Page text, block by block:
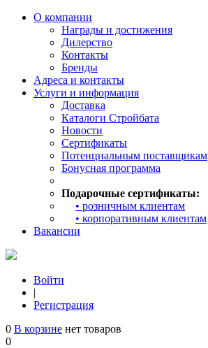
О компании
Награды и достижения
Дилерство
Контакты
Бренды
Адреса и контакты
Услуги и информация
Доставка
Каталоги Стройбата
Новости
Сертификаты
Потенциальным поставщикам
Бонусная программа
Подарочные сертификаты:
• розничным клиентам
• корпоративным клиентам
Вакансии
Войти
|
Регистрация
0 В корзине нет товаров
0